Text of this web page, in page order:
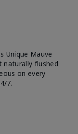
Unique Mauve
naturally flushed
on every
7.